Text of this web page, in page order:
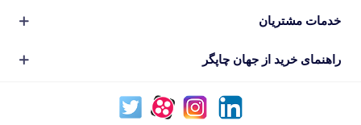
خدمات مشتریان
راهنمای خرید از جهان چاپگر